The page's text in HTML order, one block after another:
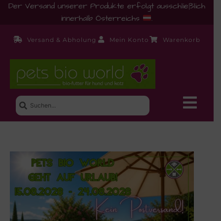
Der Versand unserer Produkte erfolgt ausschließlich
innerhalb Österreichs
.
Versand & Abholung Mein Konto Warenkorb
Neue Produkte
Shop
Ernährungsberatung!
Startseite